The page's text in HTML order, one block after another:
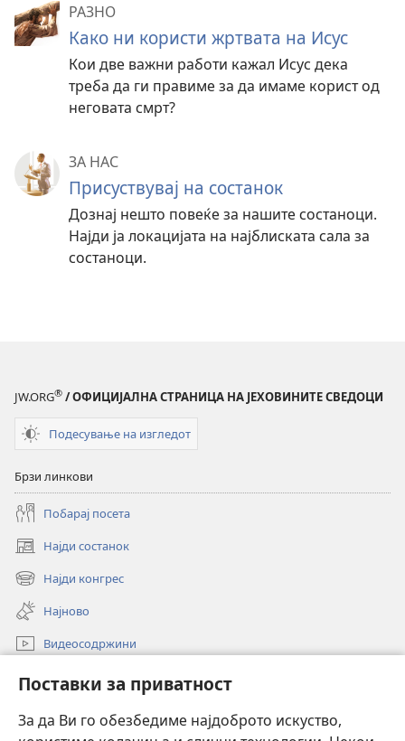
Поставки за приватност
За да Ви го обезбедиме најдоброто искуство,
РАЗНО
Како ни користи жртвата на Исус
Кои две важни работи кажал Исус дека
треба да ги правиме за да имаме корист од
неговата смрт?
ЗА НАС
Присуствувај на состанок
Дознај нешто повеќе за нашите состаноци.
Најди ја локацијата на најблиската сала за
состаноци.
JW.ORG® / ОФИЦИЈАЛНА СТРАНИЦА НА ЈЕХОВИНИТЕ СВЕДОЦИ
Подесување на изгледот
Брзи линкови
Побарај посета
Најди состанок
(opens
new
window)
Најди конгрес
(opens
new
window)
Најново
Видеосодржини